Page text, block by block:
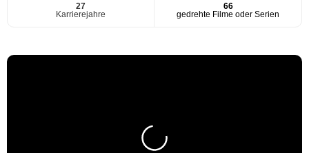
27
Karrierejahre
66
gedrehte Filme oder Serien